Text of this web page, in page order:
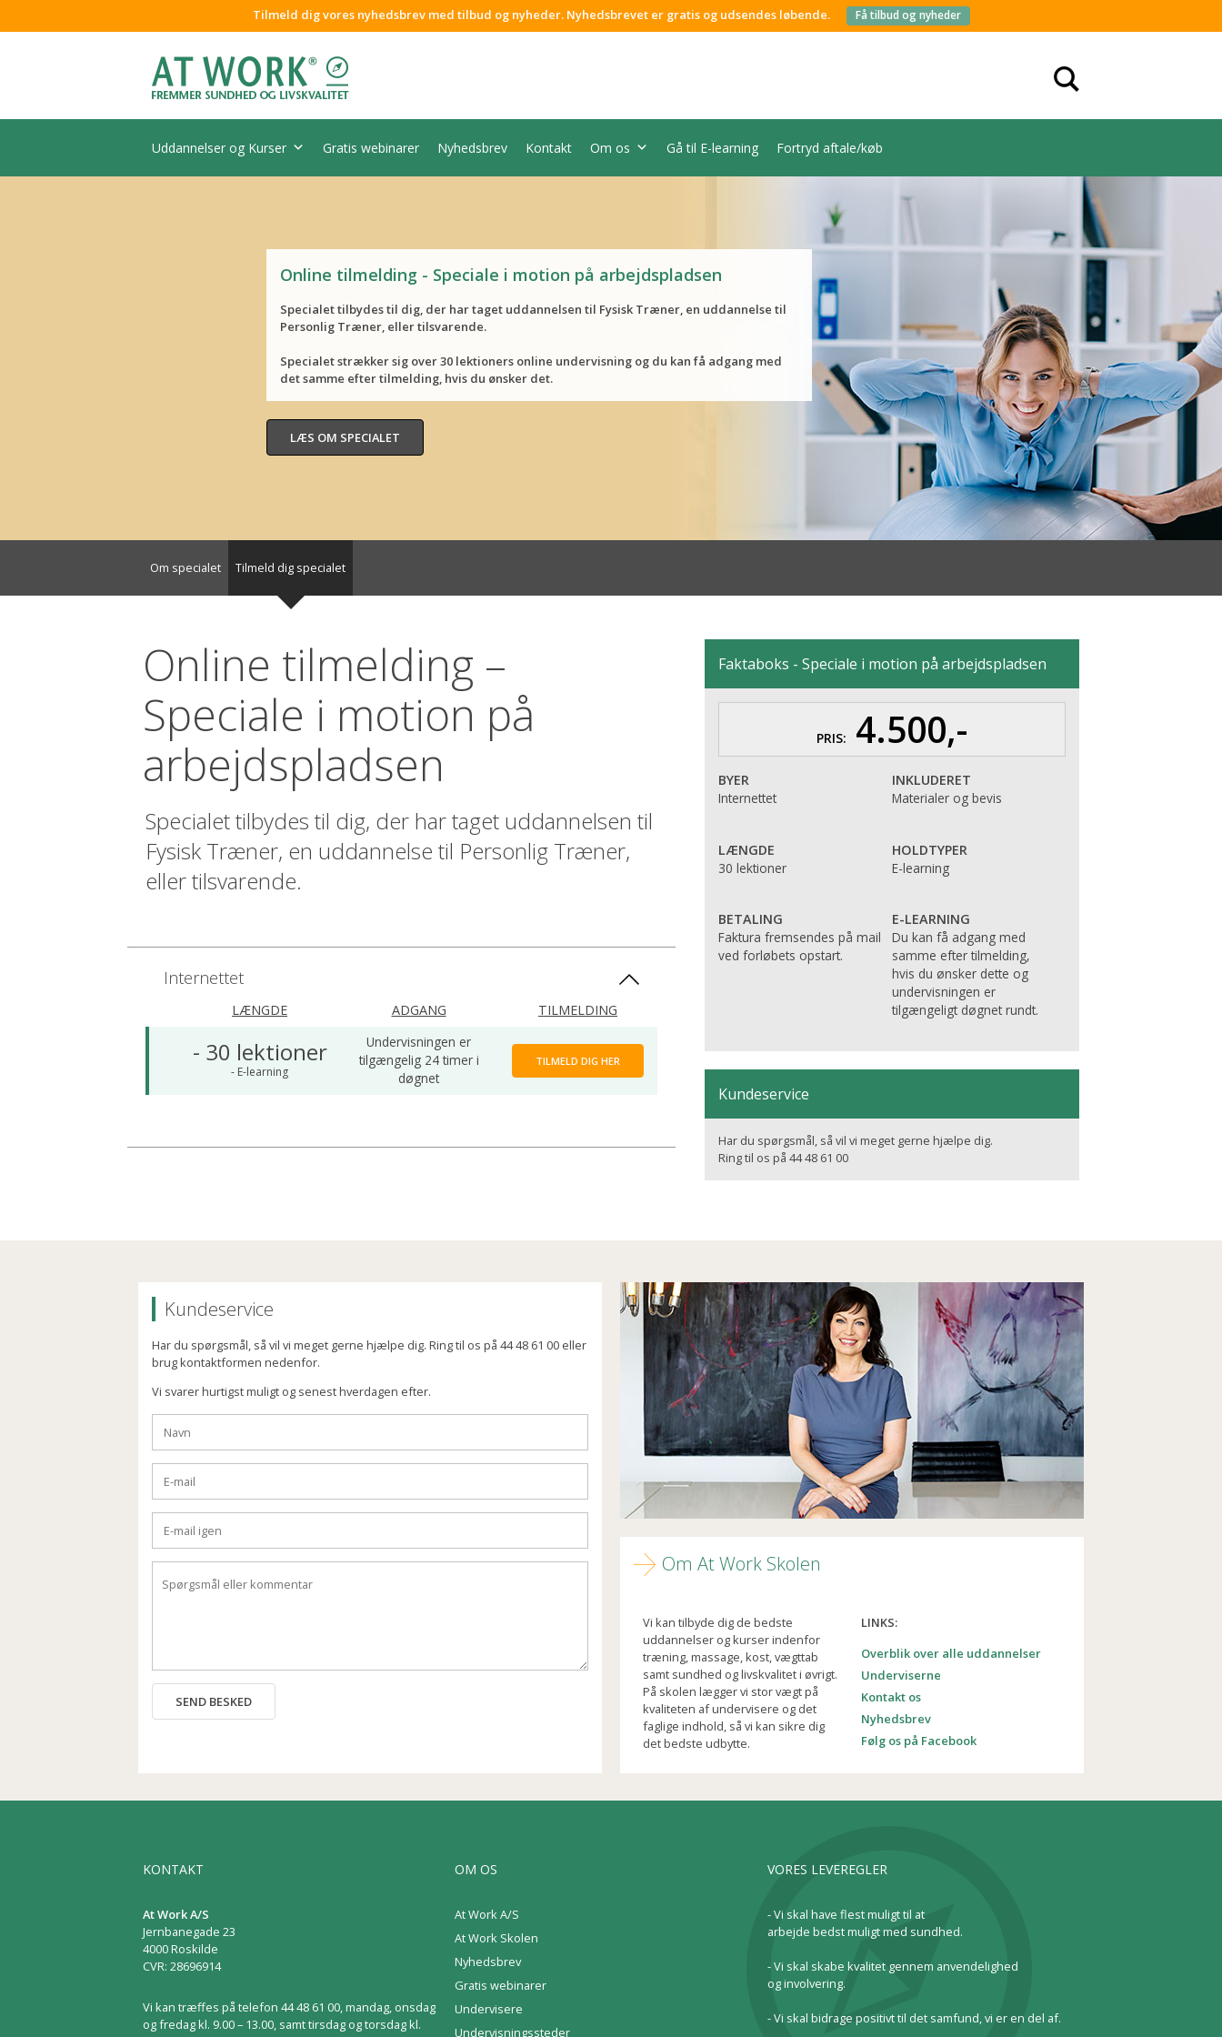
Tilmeld dig vores nyhedsbrev med tilbud og nyheder. Nyhedsbrevet er gratis og udsendes løbende. Få tilbud og nyheder
Uddannelser og Kurser Gratis webinarer Nyhedsbrev Kontakt Om os Gå til E-learning Fortryd aftale/køb
Online tilmelding - Speciale i motion på arbejdspladsen
Specialet tilbydes til dig, der har taget uddannelsen til Fysisk Træner, en uddannelse til
Personlig Træner, eller tilsvarende.
Specialet strækker sig over 30 lektioners online undervisning og du kan få adgang med
det samme efter tilmelding, hvis du ønsker det.
LÆS OM SPECIALET
Om specialet Tilmeld dig specialet
Online tilmelding –
Speciale i motion på
arbejdspladsen
Specialet tilbydes til dig, der har taget uddannelsen til
Fysisk Træner, en uddannelse til Personlig Træner,
eller tilsvarende.
Internettet
LÆNGDE ADGANG TILMELDING
- 30 lektioner
- E-learning
Undervisningen er
tilgængelig 24 timer i
døgnet
TILMELD DIG HER
Faktaboks - Speciale i motion på arbejdspladsen
PRIS: 4.500,-
BYER
Internettet
INKLUDERET
Materialer og bevis
LÆNGDE
30 lektioner
HOLDTYPER
E-learning
BETALING
Faktura fremsendes på mail
ved forløbets opstart.
E-LEARNING
Du kan få adgang med
samme efter tilmelding,
hvis du ønsker dette og
undervisningen er
tilgængeligt døgnet rundt.
Kundeservice
Har du spørgsmål, så vil vi meget gerne hjælpe dig.
Ring til os på 44 48 61 00
Kundeservice
Har du spørgsmål, så vil vi meget gerne hjælpe dig. Ring til os på 44 48 61 00 eller
brug kontaktformen nedenfor.
Vi svarer hurtigst muligt og senest hverdagen efter.
SEND BESKED
Om At Work Skolen
Vi kan tilbyde dig de bedste
uddannelser og kurser indenfor
træning, massage, kost, vægttab
samt sundhed og livskvalitet i øvrigt.
På skolen lægger vi stor vægt på
kvaliteten af undervisere og det
faglige indhold, så vi kan sikre dig
det bedste udbytte.
LINKS:
Overblik over alle uddannelser
Underviserne
Kontakt os
Nyhedsbrev
Følg os på Facebook
KONTAKT
At Work A/S
Jernbanegade 23
4000 Roskilde
CVR: 28696914
Vi kan træffes på telefon 44 48 61 00, mandag, onsdag
og fredag kl. 9.00 – 13.00, samt tirsdag og torsdag kl.
OM OS
At Work A/S
At Work Skolen
Nyhedsbrev
Gratis webinarer
Undervisere
Undervisningssteder
VORES LEVEREGLER
- Vi skal have flest muligt til at
arbejde bedst muligt med sundhed.
- Vi skal skabe kvalitet gennem anvendelighed
og involvering.
- Vi skal bidrage positivt til det samfund, vi er en del af.